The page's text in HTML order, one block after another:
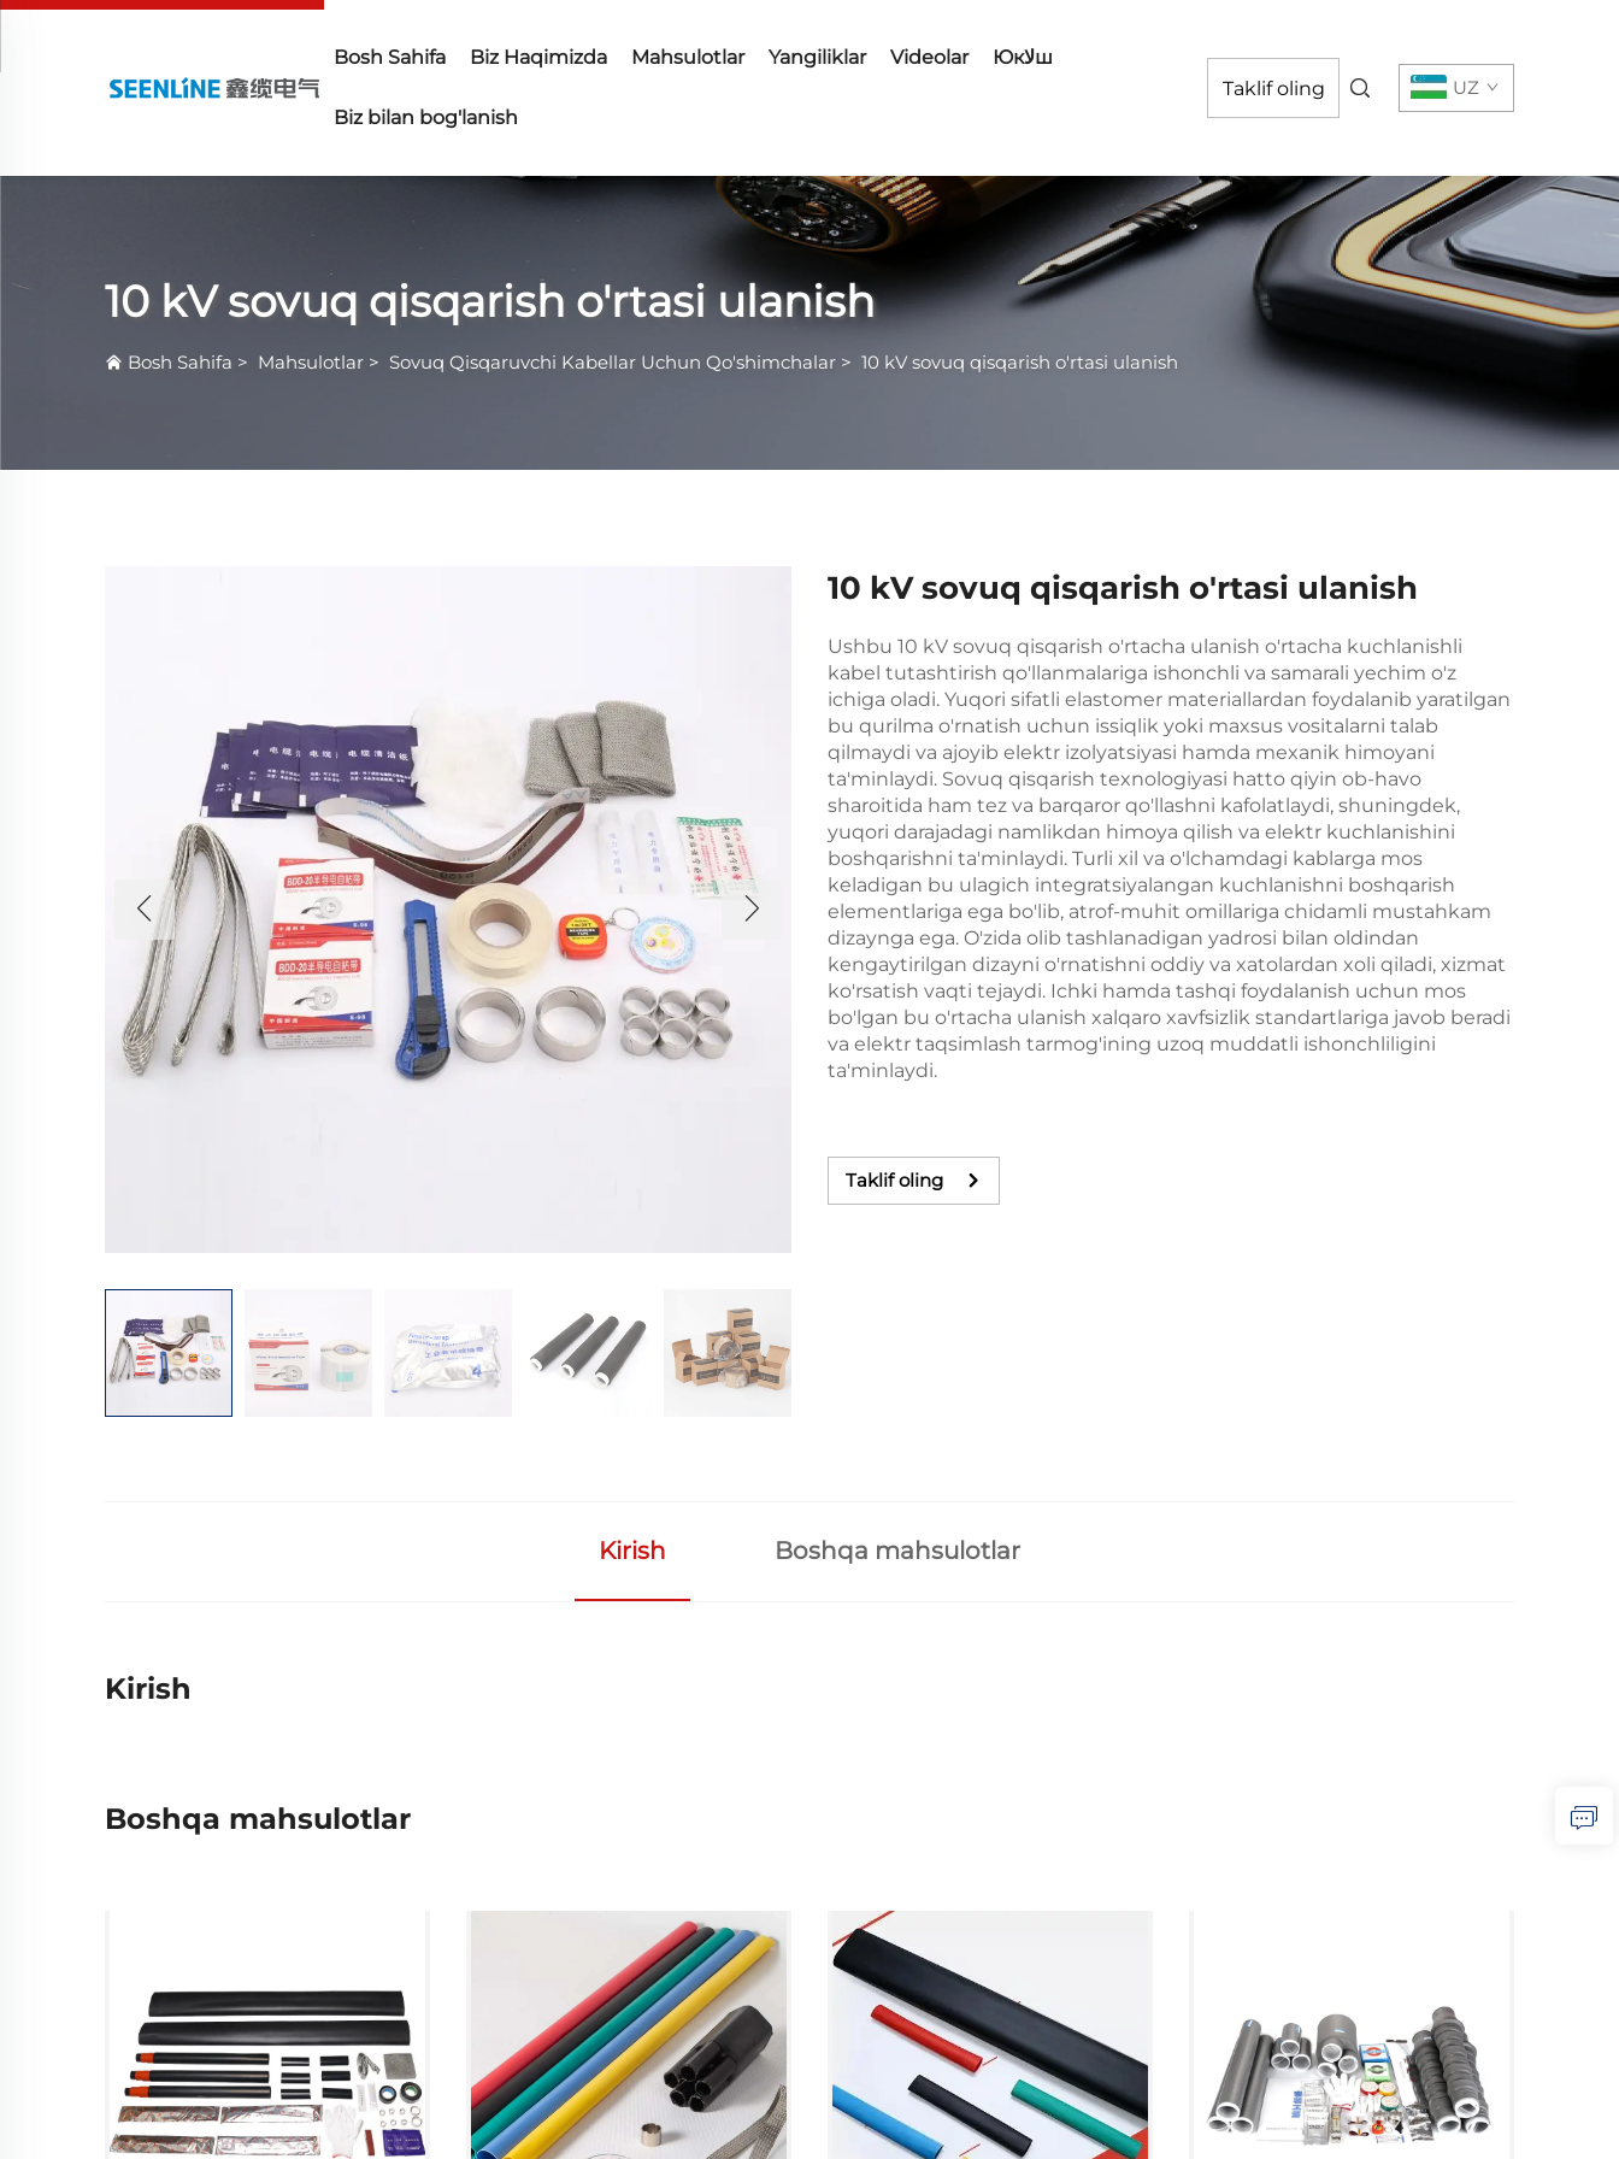
Bosh Sahifa Biz Haqimizda Mahsulotlar Yangiliklar Videolar Юкلاш
Biz bilan bog'lanish
Taklif oling UZ
10 kV sovuq qisqarish o'rtasi ulanish
Bosh Sahifa > Mahsulotlar > Sovuq Qisqaruvchi Kabellar Uchun Qo'shimchalar > 10 kV sovuq qisqarish o'rtasi ulanish
10 kV sovuq qisqarish o'rtasi ulanish
Ushbu 10 kV sovuq qisqarish o'rtacha ulanish o'rtacha kuchlanishli
kabel tutashtirish qo'llanmalariga ishonchli va samarali yechim o'z
ichiga oladi. Yuqori sifatli elastomer materiallardan foydalanib yaratilgan
bu qurilma o'rnatish uchun issiqlik yoki maxsus vositalarni talab
qilmaydi va ajoyib elektr izolyatsiyasi hamda mexanik himoyani
ta'minlaydi. Sovuq qisqarish texnologiyasi hatto qiyin ob-havo
sharoitida ham tez va barqaror qo'llashni kafolatlaydi, shuningdek,
yuqori darajadagi namlikdan himoya qilish va elektr kuchlanishini
boshqarishni ta'minlaydi. Turli xil va o'lchamdagi kablarga mos
keladigan bu ulagich integratsiyalangan kuchlanishni boshqarish
elementlariga ega bo'lib, atrof-muhit omillariga chidamli mustahkam
dizaynga ega. O'zida olib tashlanadigan yadrosi bilan oldindan
kengaytirilgan dizayni o'rnatishni oddiy va xatolardan xoli qiladi, xizmat
ko'rsatish vaqti tejaydi. Ichki hamda tashqi foydalanish uchun mos
bo'lgan bu o'rtacha ulanish xalqaro xavfsizlik standartlariga javob beradi
va elektr taqsimlash tarmog'ining uzoq muddatli ishonchliligini
ta'minlaydi.
Taklif oling
Kirish Boshqa mahsulotlar
Kirish
Boshqa mahsulotlar